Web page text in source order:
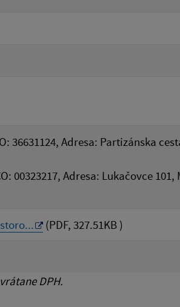
36631124, Adresa: Partizánska
00323217, Adresa: Lukačovce 101,
(PDF, 327.51KB )
DPH.